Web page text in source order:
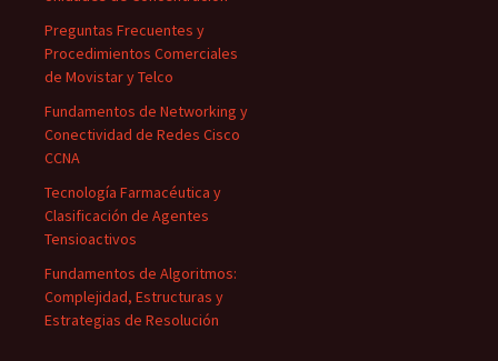
Preguntas Frecuentes y
Procedimientos Comerciales
de Movistar y Telco
Fundamentos de Networking y
Conectividad de Redes Cisco
CCNA
Tecnología Farmacéutica y
Clasificación de Agentes
Tensioactivos
Fundamentos de Algoritmos:
Complejidad, Estructuras y
Estrategias de Resolución